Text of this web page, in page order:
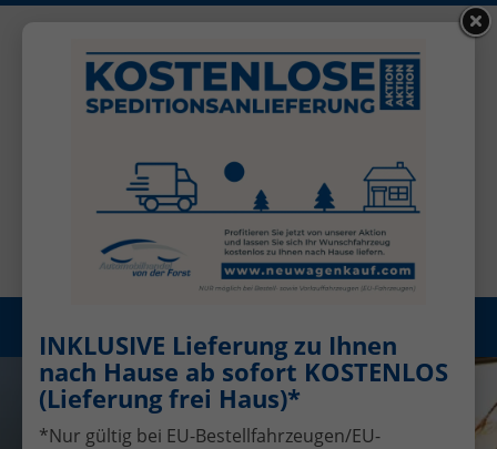
Öffnungszeiten: Mo - Fr 08.00 - 17.00
Registrieren
INKLUSIVE Lieferung zu Ihnen
nach Hause ab sofort KOSTENLOS
(Lieferung frei Haus)*
*Nur gültig bei EU-Bestellfahrzeugen/EU-